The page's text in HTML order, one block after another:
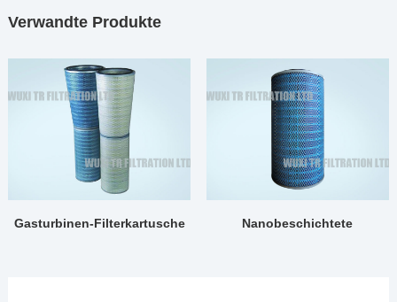
Verwandte Produkte
Gasturbinen-Filterkartusche
Nanobeschichtete